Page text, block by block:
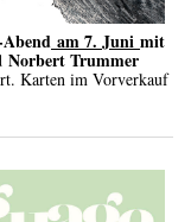
am 7. Juni mit
Norbert Trummer
Karten im Vorverkauf